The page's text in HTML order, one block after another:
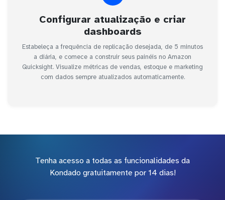
Configurar atualização e criar
dashboards
Estabeleça a frequência de replicação desejada, de 5 minutos
a diária, e comece a construir seus painéis no Amazon
Quicksight. Visualize métricas de vendas, estoque e marketing
com dados sempre atualizados automaticamente.
Tenha acesso a todas as funcionalidades da
Kondado gratuitamente por 14 dias!